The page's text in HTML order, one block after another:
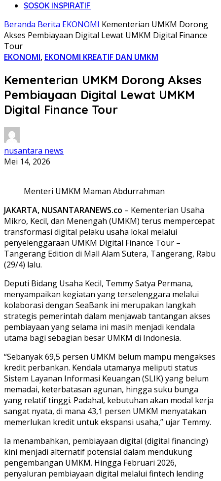
SOSOK INSPIRATIF
Beranda Berita EKONOMI Kementerian UMKM Dorong
Akses Pembiayaan Digital Lewat UMKM Digital Finance
Tour
EKONOMI, EKONOMI KREATIF DAN UMKM
Kementerian UMKM Dorong Akses
Pembiayaan Digital Lewat UMKM
Digital Finance Tour
nusantara news
Mei 14, 2026
Menteri UMKM Maman Abdurrahman
JAKARTA, NUSANTARANEWS.co – Kementerian Usaha
Mikro, Kecil, dan Menengah (UMKM) terus mempercepat
transformasi digital pelaku usaha lokal melalui
penyelenggaraan UMKM Digital Finance Tour –
Tangerang Edition di Mall Alam Sutera, Tangerang, Rabu
(29/4) lalu.
Deputi Bidang Usaha Kecil, Temmy Satya Permana,
menyampaikan kegiatan yang terselenggara melalui
kolaborasi dengan SeaBank ini merupakan langkah
strategis pemerintah dalam menjawab tantangan akses
pembiayaan yang selama ini masih menjadi kendala
utama bagi sebagian besar UMKM di Indonesia.
“Sebanyak 69,5 persen UMKM belum mampu mengakses
kredit perbankan. Kendala utamanya meliputi status
Sistem Layanan Informasi Keuangan (SLIK) yang belum
memadai, keterbatasan agunan, hingga suku bunga
yang relatif tinggi. Padahal, kebutuhan akan modal kerja
sangat nyata, di mana 43,1 persen UMKM menyatakan
memerlukan kredit untuk ekspansi usaha,” ujar Temmy.
Ia menambahkan, pembiayaan digital (digital financing)
kini menjadi alternatif potensial dalam mendukung
pengembangan UMKM. Hingga Februari 2026,
penyaluran pembiayaan digital melalui fintech lending